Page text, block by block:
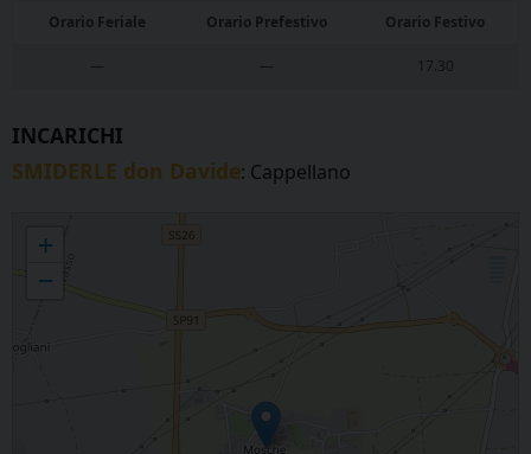
Orario Feriale Orario Prefestivo Orario Festivo
— — 17.30
INCARICHI
SMIDERLE don Davide: Cappellano
+
−